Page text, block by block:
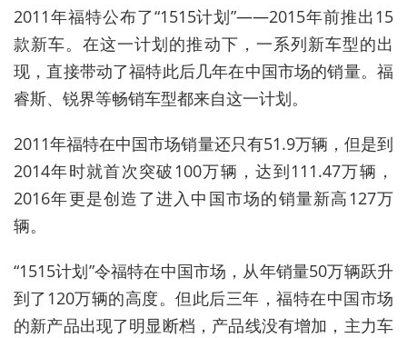
2011年福特公布了“1515计划”——2015年前推出15
款新车。在这一计划的推动下，一系列新车型的出
现，直接带动了福特此后几年在中国市场的销量。福
睿斯、锐界等畅销车型都来自这一计划。
2011年福特在中国市场销量还只有51.9万辆，但是到
2014年时就首次突破100万辆，达到111.47万辆，
2016年更是创造了进入中国市场的销量新高127万
辆。
“1515计划”令福特在中国市场，从年销量50万辆跃升
到了120万辆的高度。但此后三年，福特在中国市场
的新产品出现了明显断档，产品线没有增加，主力车